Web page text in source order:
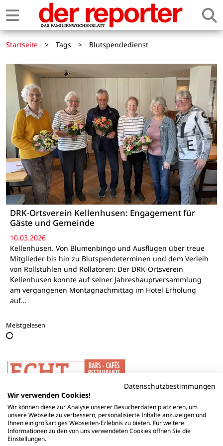
Startseite > Tags > Blutspendedienst
DRK-Ortsverein Kellenhusen: Engagement für
Gäste und Gemeinde
10.03.2026
Kellenhusen. Von Blumenbingo und Ausflügen über treue
Mitglieder bis hin zu Blutspendeterminen und dem Verleih
von Rollstühlen und Rollatoren: Der DRK-Ortsverein
Kellenhusen konnte auf seiner Jahreshauptversammlung
am vergangenen Montagnachmittag im Hotel Erholung
auf…
Meistgelesen
Datenschutzbestimmungen
Wir verwenden Cookies!
Wir können diese zur Analyse unserer Besucherdaten platzieren, um
unsere Webseite zu verbessern, personalisierte Inhalte anzuzeigen und
Ihnen ein großartiges Webseiten-Erlebnis zu bieten. Für weitere
Informationen zu den von uns verwendeten Cookies öffnen Sie die
Einstellungen.